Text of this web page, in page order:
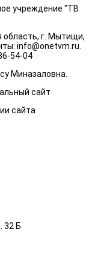
учреждение "ТВ
область, г. Мытищи,
info@onetvm.ru
54-04
Миназаловна.
сайт
сайта
32 Б